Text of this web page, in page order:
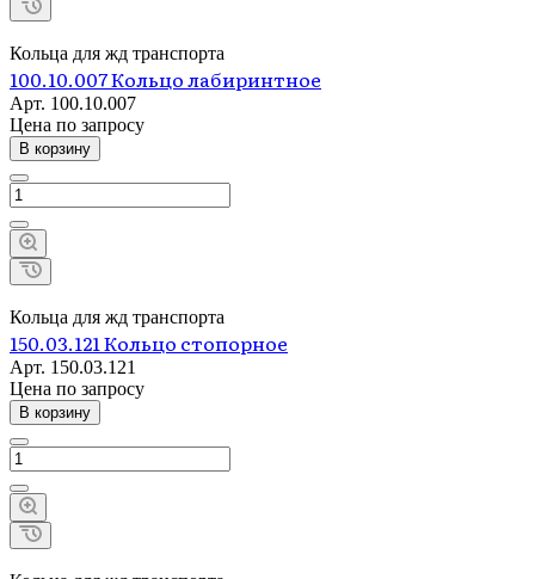
Кольца для жд транспорта
100.10.007 Кольцо лабиринтное
Арт. 100.10.007
Цена по запросу
В корзину
Кольца для жд транспорта
150.03.121 Кольцо стопорное
Арт. 150.03.121
Цена по запросу
В корзину